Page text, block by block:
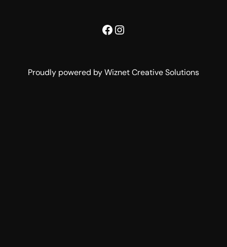
Facebook
Instagram
Proudly powered by Wiznet Creative Solutions